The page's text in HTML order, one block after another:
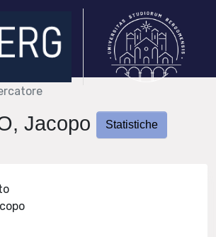
Jacopo Statistiche